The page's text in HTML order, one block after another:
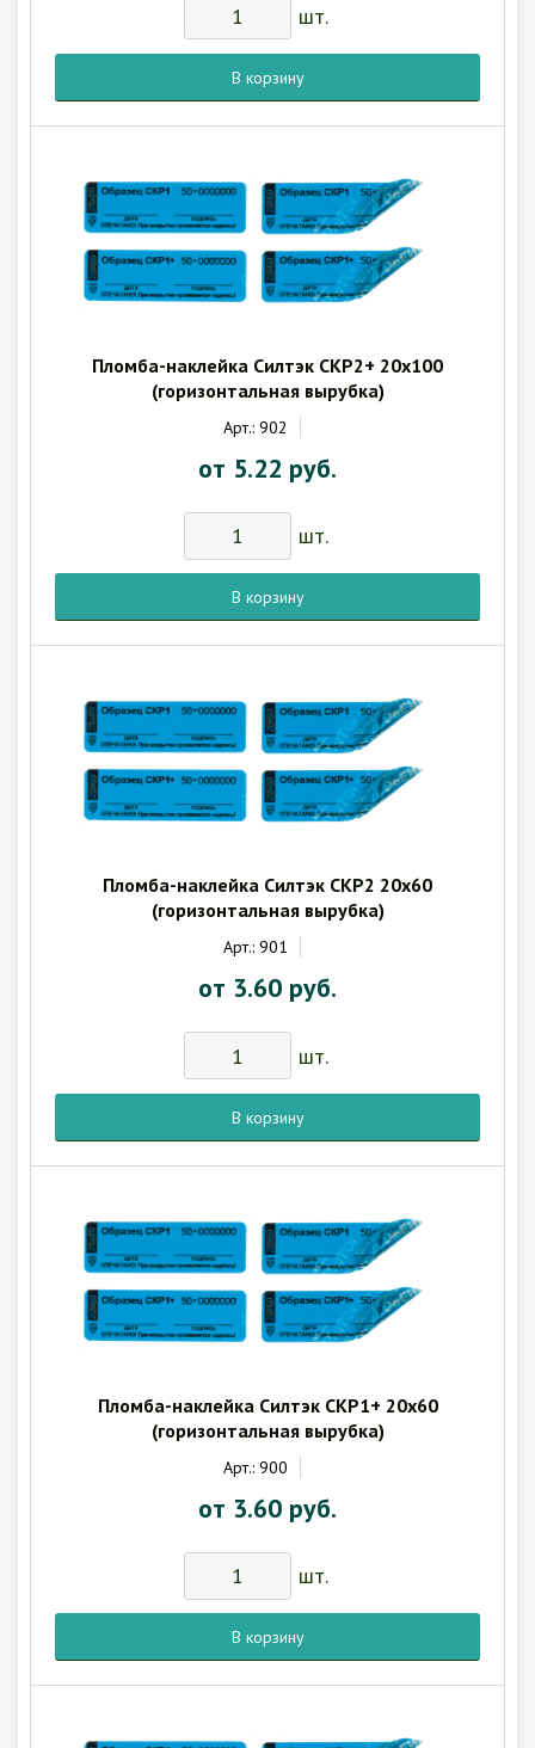
шт.
В корзину
Пломба-наклейка Силтэк СКР2+ 20х100
(горизонтальная вырубка)
Арт.: 902
от 5.22 руб.
шт.
В корзину
Пломба-наклейка Силтэк СКР2 20х60
(горизонтальная вырубка)
Арт.: 901
от 3.60 руб.
шт.
В корзину
Пломба-наклейка Силтэк СКР1+ 20х60
(горизонтальная вырубка)
Арт.: 900
от 3.60 руб.
шт.
В корзину